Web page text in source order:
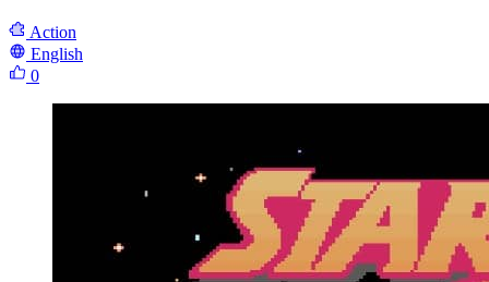
Action
English
0